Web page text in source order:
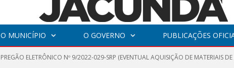
O MUNICÍPIO O GOVERNO PUBLICAÇÕES
PREGÃO ELETRÔNICO Nº 9/2022-029-SRP (EVENTUAL AQUISIÇÃO DE MATERIAIS